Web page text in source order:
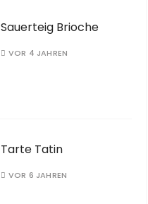
Sauerteig Brioche
VOR 4 JAHREN
Tarte Tatin
VOR 6 JAHREN